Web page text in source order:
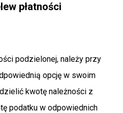
płatności
podzielonej, należy przy
opcję w swoim
kwotę należności z
podatku w odpowiednich